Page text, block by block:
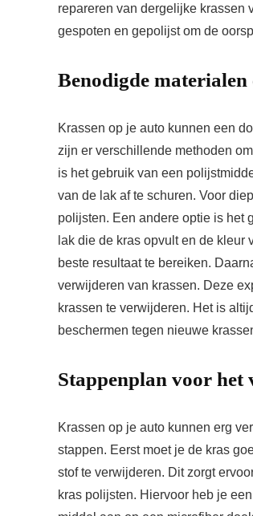
repareren van dergelijke krassen
gespoten en gepolijst om de
Benodigde materialen
Krassen op je auto kunnen een
zijn er verschillende methoden om
is het gebruik van een
van de lak af te schuren. Voor
polijsten. Een andere optie is het
lak die de kras opvult en de
beste resultaat te bereiken.
verwijderen van krassen. Deze
krassen te verwijderen. Het is
beschermen tegen nieuwe
Stappenplan voor het
Krassen op je auto kunnen erg
stappen. Eerst moet je de kras
stof te verwijderen. Dit zorgt
kras polijsten. Hiervoor heb je